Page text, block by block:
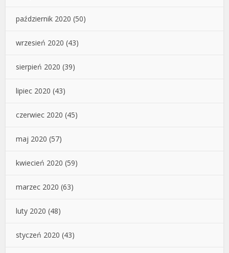
październik 2020 (50)
wrzesień 2020 (43)
sierpień 2020 (39)
lipiec 2020 (43)
czerwiec 2020 (45)
maj 2020 (57)
kwiecień 2020 (59)
marzec 2020 (63)
luty 2020 (48)
styczeń 2020 (43)